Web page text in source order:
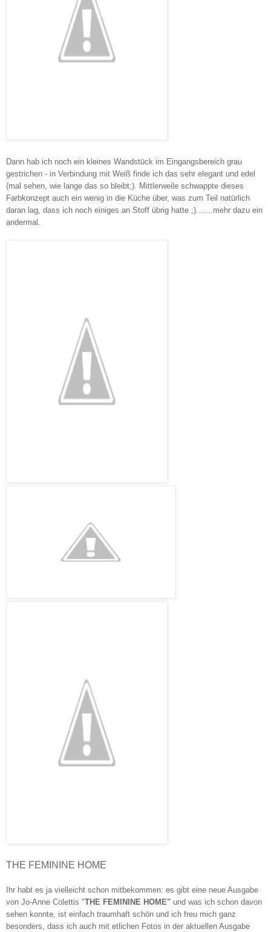
Dann hab ich noch ein kleines Wandstück im Eingangsbereich grau
gestrichen - in Verbindung mit Weiß finde ich das sehr elegant und edel
(mal sehen, wie lange das so bleibt;). Mittlerweile schwappte dieses
Farbkonzept auch ein wenig in die Küche über, was zum Teil natürlich
daran lag, dass ich noch einiges an Stoff übrig hatte ;).......mehr dazu ein
andermal.
THE FEMININE HOME
Ihr habt es ja vielleicht schon mitbekommen: es gibt eine neue Ausgabe
von Jo-Anne Colettis "THE FEMININE HOME" und was ich schon davon
sehen konnte, ist einfach traumhaft schön und ich freu mich ganz
besonders, dass ich auch mit etlichen Fotos in der aktuellen Ausgabe